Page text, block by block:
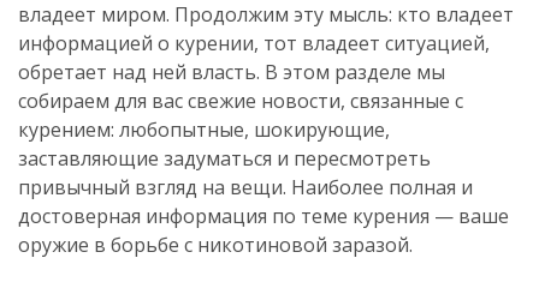
владеет миром. Продолжим эту мысль: кто владеет
информацией о курении, тот владеет ситуацией,
обретает над ней власть. В этом разделе мы
собираем для вас свежие новости, связанные с
курением: любопытные, шокирующие,
заставляющие задуматься и пересмотреть
привычный взгляд на вещи. Наиболее полная и
достоверная информация по теме курения — ваше
оружие в борьбе с никотиновой заразой.